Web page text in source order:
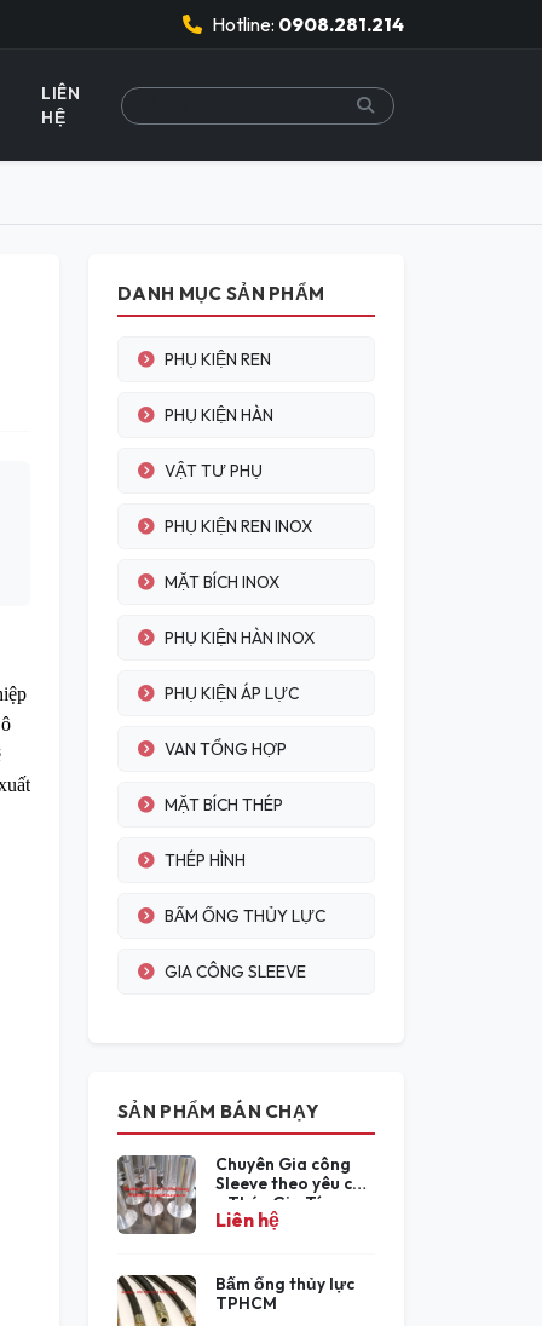
Hotline: 0908.281.214
LIÊN
HỆ
DANH MỤC SẢN PHẨM
PHỤ KIỆN REN
PHỤ KIỆN HÀN
VẬT TƯ PHỤ
PHỤ KIỆN REN INOX
MẶT BÍCH INOX
PHỤ KIỆN HÀN INOX
PHỤ KIỆN ÁP LỰC
VAN TỔNG HỢP
MẶT BÍCH THÉP
THÉP HÌNH
BẤM ỐNG THỦY LỰC
GIA CÔNG SLEEVE
SẢN PHẨM BÁN CHẠY
Chuyên Gia công
Sleeve theo yêu cầu
- Thép Gia Tín
Liên hệ
Bấm ống thủy lực
TPHCM